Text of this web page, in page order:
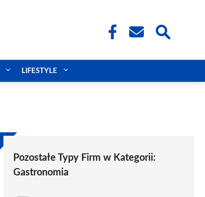
LIFESTYLE
Pozostałe Typy Firm w Kategorii:
Gastronomia